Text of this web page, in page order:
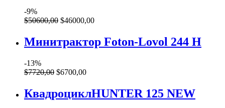
-9%
$50600,00 $46000,00
Минитрактор Foton-Lovol 244 H
-13%
$7720,00 $6700,00
КвадроциклHUNTER 125 NEW